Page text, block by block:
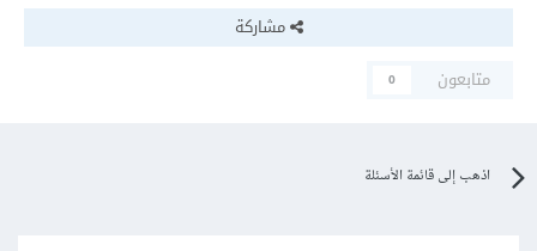
مشاركة
متابعون
0
اذهب إلى قائمة الأسئلة